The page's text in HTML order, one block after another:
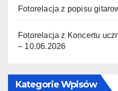
Fotorelacja z popisu
Fotorelacja z Koncertu
– 10.06.2026
Kategorie Wpisów